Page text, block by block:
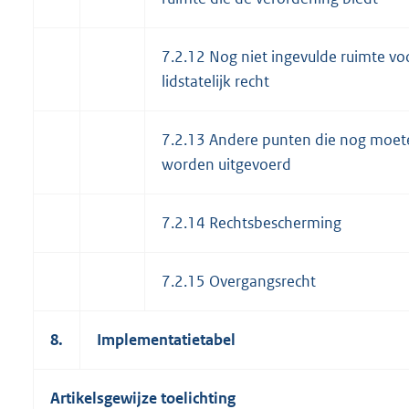
7.2.12 Nog niet ingevulde ruimte
lidstatelijk recht
7.2.13 Andere punten die nog
worden uitgevoerd
7.2.14 Rechtsbescherming
7.2.15 Overgangsrecht
8. Implementatietabel
Artikelsgewijze toelichting